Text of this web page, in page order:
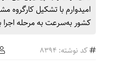
امیدوارم با تشکیل کارگروه
کشور به‌سرعت به مرحله
کد نوشته: 8394